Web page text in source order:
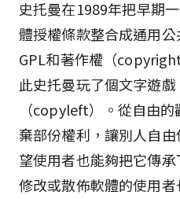
史托曼在1989年把早期
體授權條款整合成通用公
GPL和著作權（
此史托曼玩了個文字遊戲
（copyleft）。從自由
棄部份權利，讓別人自
望使用者也能夠把它傳
修改或散佈軟體的使用